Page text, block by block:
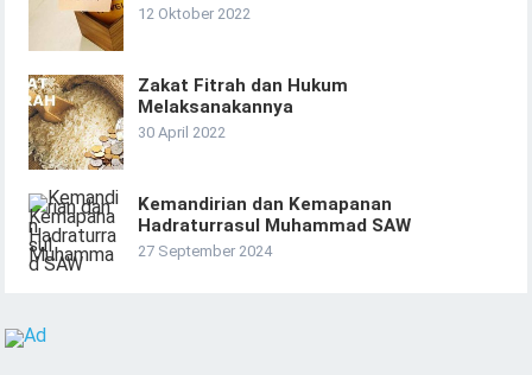
12 Oktober 2022
Zakat Fitrah dan Hukum
Melaksanakannya
30 April 2022
Kemandirian dan Kemapanan
Hadraturrasul Muhammad SAW
27 September 2024